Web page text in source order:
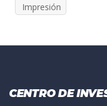
Impresión
CENTRO DE